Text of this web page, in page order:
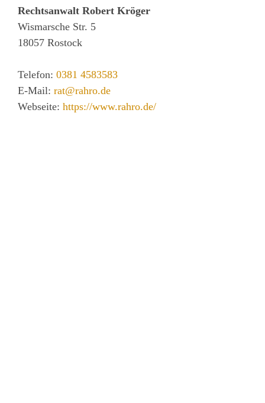
Rechtsanwalt Robert Kröger
Wismarsche Str. 5
18057 Rostock
Telefon: 0381 4583583
E-Mail: rat@rahro.de
Webseite: https://www.rahro.de/